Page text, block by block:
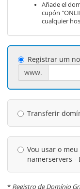
Añade el
cupón
cualquier
Registrar um
www.
Transferir
Vou usar o
namerservers -
* Registro de Domínio